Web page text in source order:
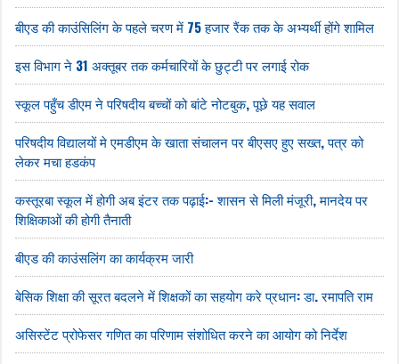
बीएड की काउंसिलिंग के पहले चरण में 75 हजार रैंक तक के अभ्यर्थी होंगे शामिल
इस विभाग ने 31 अक्तूबर तक कर्मचारियों के छुट्टी पर लगाई रोक
स्कूल पहुँच डीएम ने परिषदीय बच्चों को बांटे नोटबुक, पूछे यह सवाल
परिषदीय विद्यालयों मे एमडीएम के खाता संचालन पर बीएसए हुए सख्त, पत्र को
लेकर मचा हडकंप
कस्तूरबा स्कूल में होगी अब इंटर तक पढ़ाई:- शासन से मिली मंजूरी, मानदेय पर
शिक्षिकाओं की होगी तैनाती
बीएड की काउंसलिंग का कार्यक्रम जारी
बेसिक शिक्षा की सूरत बदलने में शिक्षकों का सहयोग करे प्रधान: डा. रमापति राम
असिस्टेंट प्रोफेसर गणित का परिणाम संशोधित करने का आयोग को निर्देश